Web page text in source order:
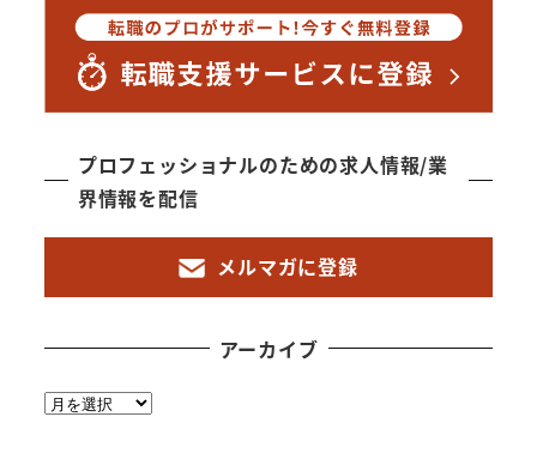
プロフェッショナルのための求人情報/業
界情報を配信
メルマガに登録
アーカイブ
ア